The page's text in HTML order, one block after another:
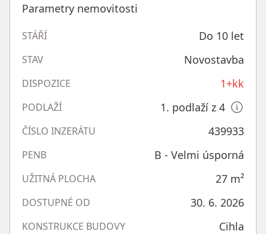
Parametry nemovitosti
STÁŘÍ Do 10 let
STAV Novostavba
DISPOZICE 1+kk
PODLAŽÍ 1. podlaží z 4
ČÍSLO INZERÁTU 439933
PENB B - Velmi úsporná
UŽITNÁ PLOCHA 27 m²
DOSTUPNÉ OD 30. 6. 2026
KONSTRUKCE BUDOVY Cihla